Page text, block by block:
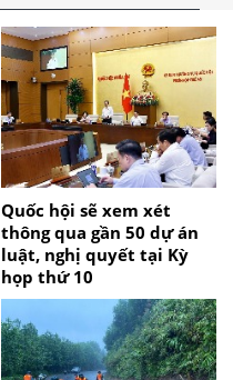
Quốc hội sẽ xem xét
thông qua gần 50 dự án
luật, nghị quyết tại Kỳ
họp thứ 10